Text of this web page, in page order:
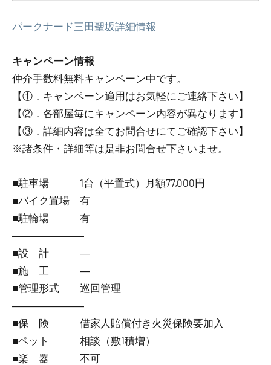
パークナード三田聖坂詳細情報
キャンペーン情報
仲介手数料無料キャンペーン中です。
【①．キャンペーン適用はお気軽にご連絡下さい】
【②．各部屋毎にキャンペーン内容が異なります】
【③．詳細内容は全てお問合せにてご確認下さい】
※諸条件・詳細等は是非お問合せ下さいませ。
■駐車場 1台（平置式）月額77,000円
■バイク置場 有
■駐輪場 有
―――――――
■設 計 ―
■施 工 ―
■管理形式 巡回管理
―――――――
■保 険 借家人賠償付き火災保険要加入
■ペット 相談（敷1積増）
■楽 器 不可